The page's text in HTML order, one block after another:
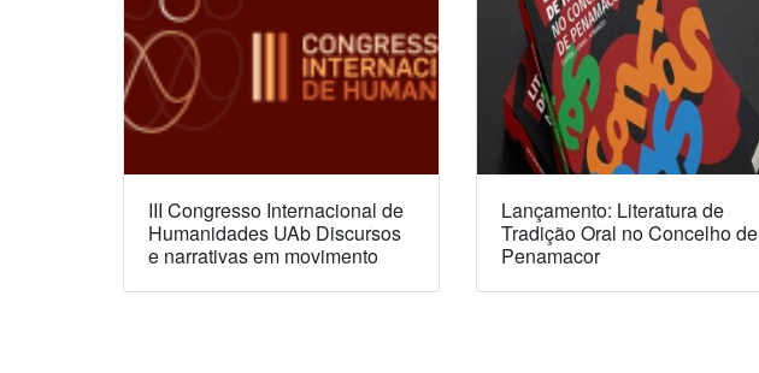
III Congresso Internacional de
Humanidades UAb Discursos
e narrativas em movimento
Lançamento: Literatura de
Tradição Oral no Concelho de
Penamacor